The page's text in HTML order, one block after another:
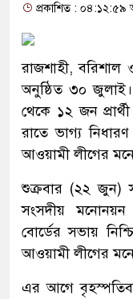
প্রকাশিত : ০৪:১২:৫৯
রাজশাহী, বরিশাল
অনুষ্ঠিত ৩০
থেকে ১২ জন
রাতে ভাগ্য
আওয়ামী লীগের
শুক্রবার (২২ জুন)
সংসদীয়
বোর্ডের সভায়
আওয়ামী লীগের
এর আগে